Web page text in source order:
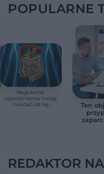
POPULARNE
Regularne
wypróżnienia mogą
zależeć od tej
Ten
REDAKTOR